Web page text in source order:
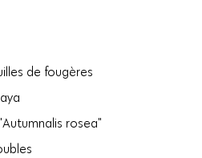
de fougères
rosea"